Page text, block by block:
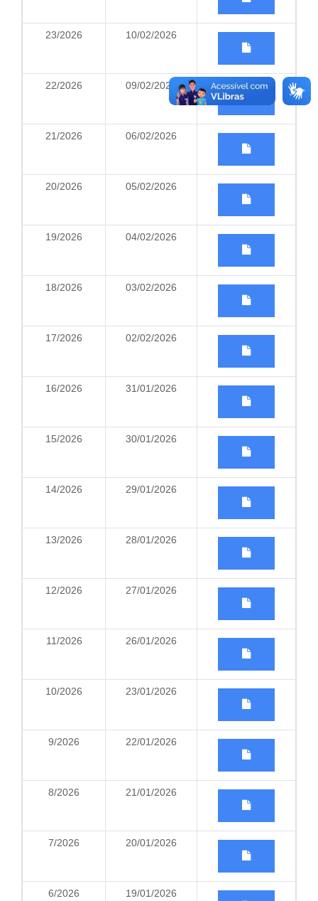
23/2026 10/02/2026
22/2026 09/02/2026
21/2026 06/02/2026
20/2026 05/02/2026
19/2026 04/02/2026
18/2026 03/02/2026
17/2026 02/02/2026
16/2026 31/01/2026
15/2026 30/01/2026
14/2026 29/01/2026
13/2026 28/01/2026
12/2026 27/01/2026
11/2026 26/01/2026
10/2026 23/01/2026
9/2026 22/01/2026
8/2026 21/01/2026
7/2026 20/01/2026
6/2026 19/01/2026